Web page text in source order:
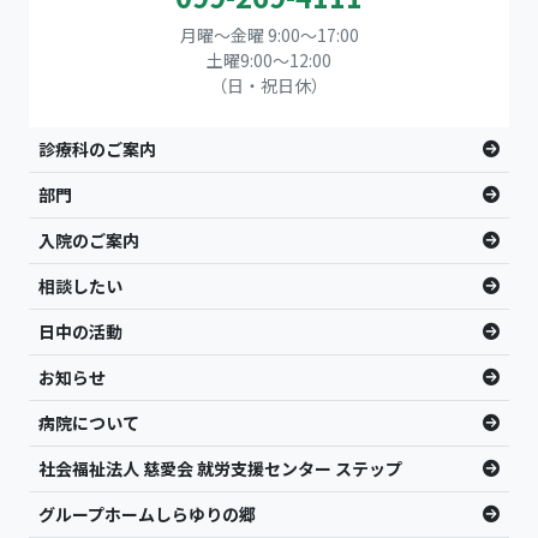
月曜～金曜 9:00～17:00
土曜9:00〜12:00
（日・祝日休）
診療科のご案内
部門
入院のご案内
相談したい
日中の活動
お知らせ
病院について
社会福祉法人 慈愛会 就労支援センター ステップ
グループホームしらゆりの郷